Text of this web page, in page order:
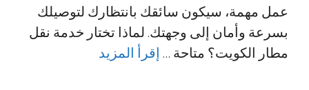
عمل مهمة، سيكون سائقك بانتظارك لتوصيلك
بسرعة وأمان إلى وجهتك. لماذا تختار خدمة نقل
مطار الكويت؟ متاحة … إقرأ المزيد